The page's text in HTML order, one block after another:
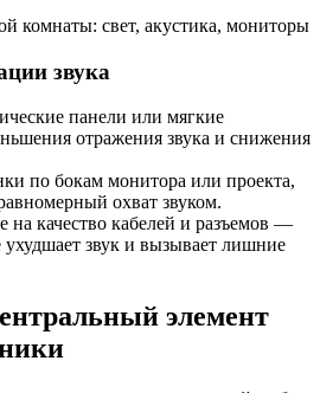
звука
панели или мягкие
отражения звука и снижения
по бокам монитора или проекта,
охват звуком.
на качество кабелей и разъемов —
ухудшает звук и вызывает лишние
элемент